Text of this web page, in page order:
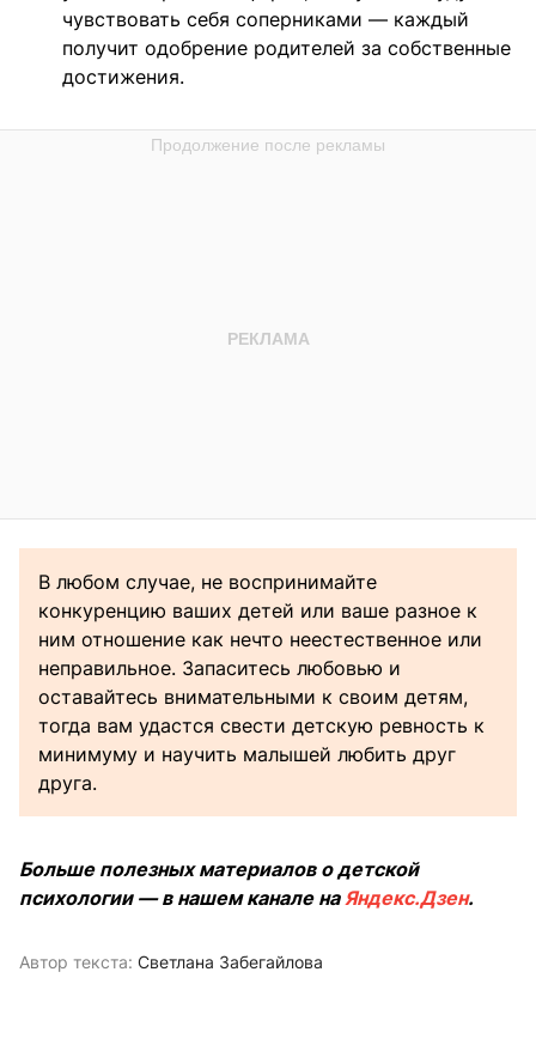
чувствовать себя соперниками — каждый
получит одобрение родителей за собственные
достижения.
В любом случае, не воспринимайте
конкуренцию ваших детей или ваше разное к
ним отношение как нечто неестественное или
неправильное. Запаситесь любовью и
оставайтесь внимательными к своим детям,
тогда вам удастся свести детскую ревность к
минимуму и научить малышей любить друг
друга.
Больше полезных материалов о детской
психологии — в нашем канале наЯндекс.Дзен.
Автор текста: Светлана Забегайлова